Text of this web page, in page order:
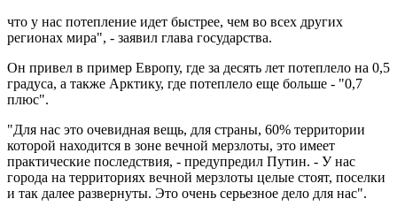
что у нас потепление идет быстрее, чем во всех других
регионах мира", - заявил глава государства.
Он привел в пример Европу, где за десять лет потеплело на 0,5
градуса, а также Арктику, где потеплело еще больше - "0,7
плюс".
"Для нас это очевидная вещь, для страны, 60% территории
которой находится в зоне вечной мерзлоты, это имеет
практические последствия, - предупредил Путин. - У нас
города на территориях вечной мерзлоты целые стоят, поселки
и так далее развернуты. Это очень серьезное дело для нас".